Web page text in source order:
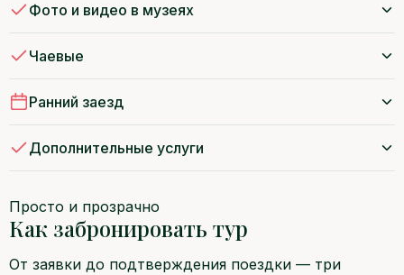
Фото и видео в музеях
Чаевые
Ранний заезд
Дополнительные услуги
Просто и прозрачно
Как забронировать тур
От заявки до подтверждения поездки — три